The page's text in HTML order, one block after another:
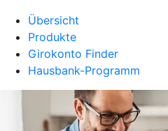
Übersicht
Produkte
Girokonto Finder
Hausbank-Programm